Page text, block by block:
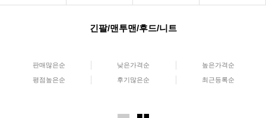
긴팔/맨투맨/후드/니트
판매많은순 낮은가격순 높은가격순
평점높은순 후기많은순 최근등록순